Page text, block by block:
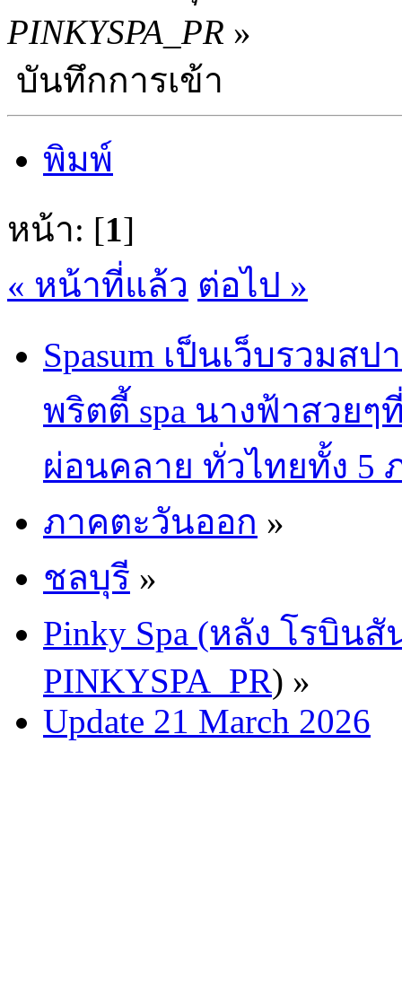
PINKYSPA_PR »
บันทึกการเข้า
พิมพ์
หน้า: [1]
« หน้าที่แล้ว ต่อไป »
Spasum เป็นเว็บรวม
พริตตี้ spa นางฟ้าสวย
ผ่อนคลาย ทั่วไทยทั้ง 5
ภาคตะวันออก »
ชลบุรี »
Pinky Spa (หลัง โรบิน
PINKYSPA_PR) »
Update 21 March 2026